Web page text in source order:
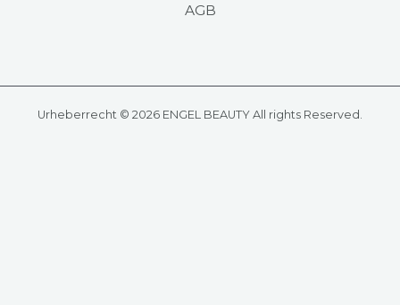
AGB
Urheberrecht © 2026 ENGEL BEAUTY All rights Reserved.